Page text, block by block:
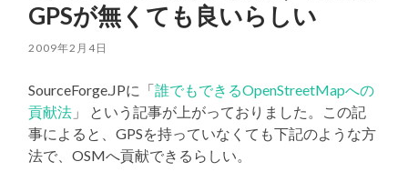
切
り
替
え
り
GPSが無くても良いらしい
2009年2月4日
SourceForge.JPに「誰でもできるOpenStreetMapへの
貢献法 」 という記事が上がっておりました。この記
事によると、GPSを持っていなくても下記のような方
法で、OSMへ貢献できるらしい。